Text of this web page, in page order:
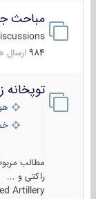
مباحث
984 ارسال ها
توپخانه
مطالب
راکتی و ...
Artillery ...